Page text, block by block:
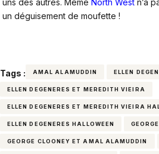
uns des autres. Même North West n’a
un déguisement de moufette !
Tags : AMAL ALAMUDDIN ELLEN
ELLEN DEGENERES ET MEREDITH VIEIRA
ELLEN DEGENERES ET MEREDITH VIEIRA
ELLEN DEGENERES HALLOWEEN
GEORGE CLOONEY ET AMAL ALAMUDDIN